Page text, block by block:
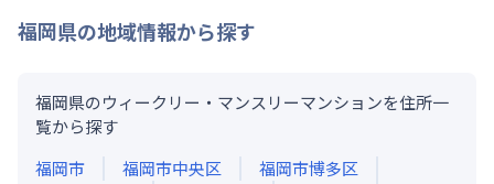
福岡県の地域情報から探す
福岡県のウィークリー・マンスリーマンションを住所一
覧から探す
福岡市
福岡市中央区
福岡市博多区